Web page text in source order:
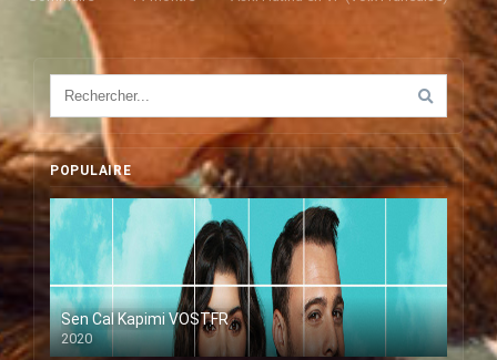
POPULAIRE
Sen Cal Kapimi VOSTFR
2020